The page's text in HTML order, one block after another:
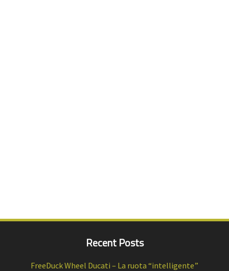
Recent Posts
FreeDuck Wheel Ducati – La ruota “intelligente”